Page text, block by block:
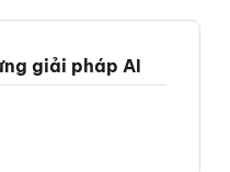
giải pháp AI